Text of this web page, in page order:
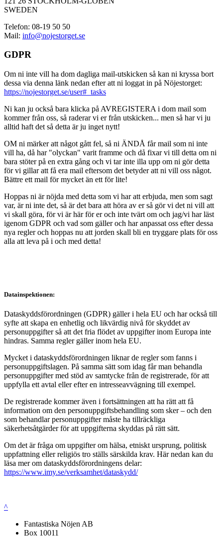
SWEDEN
Telefon: 08-19 50 50
Mail: info@nojestorget.se
GDPR
Om ni inte vill ha dom dagliga mail-utskicken så kan ni kryssa bort
dessa via denna länk nedan efter att ni loggat in på Nöjestorget:
https://nojestorget.se/user#_tasks
Ni kan ju också bara klicka på AVREGISTERA i dom mail som
kommer från oss, så raderar vi er från utskicken... men så har vi ju
alltid haft det så detta är ju inget nytt!
OM ni märker att något gått fel, så ni ÄNDÅ får mail som ni inte
vill ha, då har "olyckan" varit framme och då fixar vi till detta om ni
bara stöter på en extra gång och vi tar inte illa upp om ni gör detta
för vi gillar att få era mail eftersom det betyder att ni vill oss något.
Bättre ett mail för mycket än ett för lite!
Hoppas ni är nöjda med detta som vi har att erbjuda, men som sagt
var, är ni inte det, så är det bara att höra av er så gör vi det ni vill att
vi skall göra, för vi är här för er och inte tvärt om och jag/vi har läst
igenom GDPR och vad som gäller och har anpassat oss efter dessa
nya regler och hoppas nu att jorden skall bli en tryggare plats för oss
alla att leva på i och med detta!
Datainspektionen:
Dataskyddsförordningen (GDPR) gäller i hela EU och har också till
syfte att skapa en enhetlig och likvärdig nivå för skyddet av
personuppgifter så att det fria flödet av uppgifter inom Europa inte
hindras. Samma regler gäller inom hela EU.
Mycket i dataskyddsförordningen liknar de regler som fanns i
personuppgiftslagen. På samma sätt som idag får man behandla
personuppgifter med stöd av samtycke från de registrerade, för att
uppfylla ett avtal eller efter en intresseavvägning till exempel.
De registrerade kommer även i fortsättningen att ha rätt att få
information om den personuppgiftsbehandling som sker – och den
som behandlar personuppgifter måste ha tillräckliga
säkerhetsåtgärder för att uppgifterna skyddas på rätt sätt.
Om det är fråga om uppgifter om hälsa, etniskt ursprung, politisk
uppfattning eller religiös tro ställs särskilda krav. Här nedan kan du
läsa mer om dataskyddsförordningens delar:
https://www.imy.se/verksamhet/dataskydd/
^
Fantastiska Nöjen AB
Box 10011